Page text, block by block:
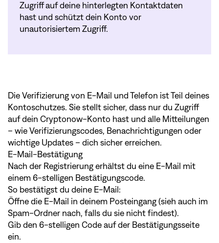
Zugriff auf deine hinterlegten Kontaktdaten
hast und schützt dein Konto vor
unautorisiertem Zugriff.
Die Verifizierung von E-Mail und Telefon ist Teil deines
Kontoschutzes. Sie stellt sicher, dass nur du Zugriff
auf dein Cryptonow-Konto hast und alle Mitteilungen
– wie Verifizierungscodes, Benachrichtigungen oder
wichtige Updates – dich sicher erreichen.
E-Mail-Bestätigung
Nach der Registrierung erhältst du eine E-Mail mit
einem 6-stelligen Bestätigungscode.
So bestätigst du deine E-Mail:
Öffne die E-Mail in deinem Posteingang (sieh auch im
Spam-Ordner nach, falls du sie nicht findest).
Gib den 6-stelligen Code auf der Bestätigungsseite
ein.